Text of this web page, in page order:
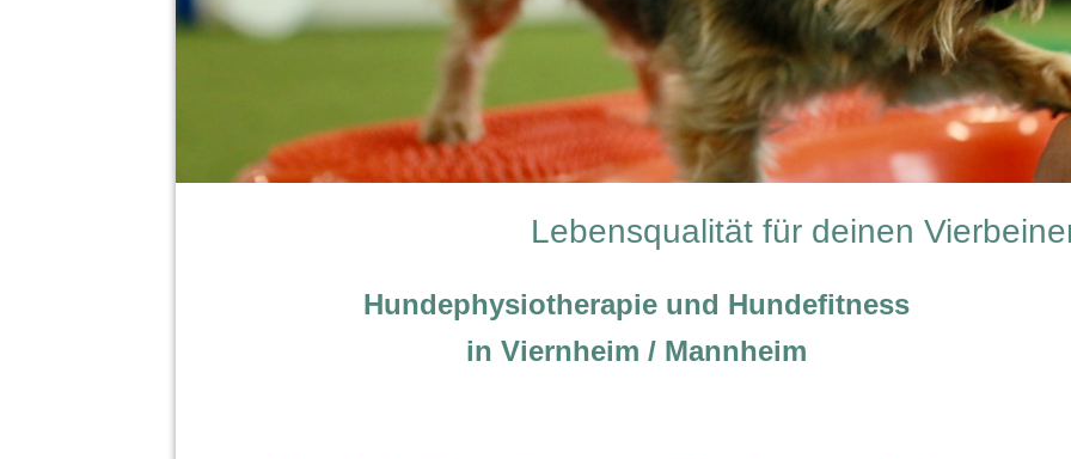
Lebensqualität für deinen
Hundephysiotherapie und Hundefitness
in Viernheim / Mannheim